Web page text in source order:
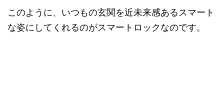
このように、いつもの玄関を近未来感あるスマート
な姿にしてくれるのがスマートロックなのです。